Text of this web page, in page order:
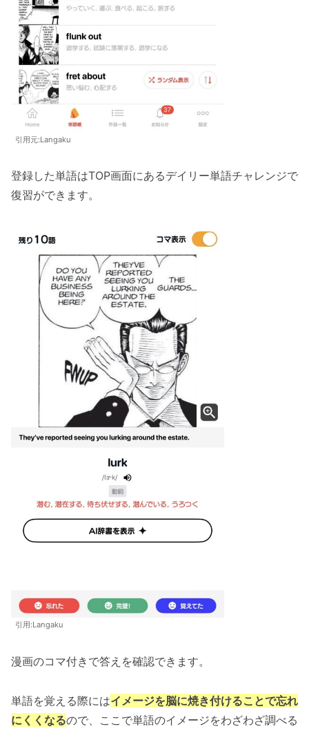
引用元:Langaku
登録した単語はTOP画面にあるデイリー単語チャレンジで
復習ができます。
引用:Langaku
漫画のコマ付きで答えを確認できます。
単語を覚える際にはイメージを脳に焼き付けることで忘れ
にくくなるので、ここで単語のイメージをわざわざ調べる